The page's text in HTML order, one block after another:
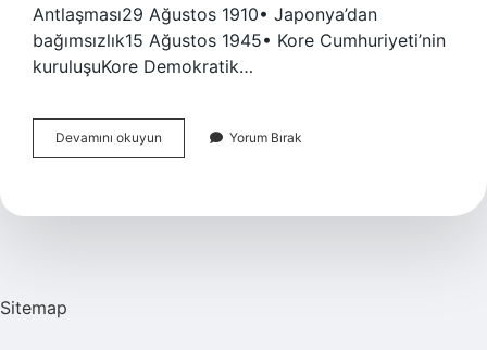
Antlaşması29 Ağustos 1910• Japonya’dan
bağımsızlık15 Ağustos 1945• Kore Cumhuriyeti’nin
kuruluşuKore Demokratik…
Devamını okuyun
Tarihi
Yorum Bırak
Sitemap